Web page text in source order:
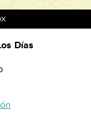
Días